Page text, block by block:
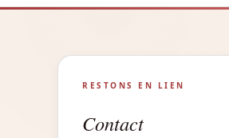
RESTONS EN LIEN
Contact